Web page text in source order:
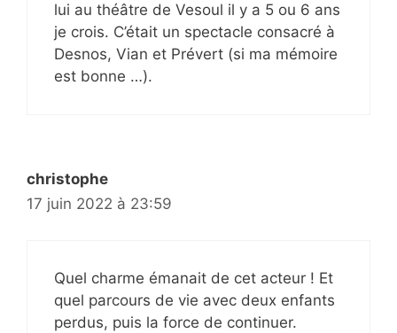
lui au théâtre de Vesoul il y a 5 ou 6 ans
je crois. C’était un spectacle consacré à
Desnos, Vian et Prévert (si ma mémoire
est bonne …).
christophe
17 juin 2022 à 23:59
Quel charme émanait de cet acteur ! Et
quel parcours de vie avec deux enfants
perdus, puis la force de continuer.